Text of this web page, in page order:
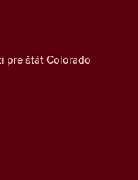
pre štát Colorado